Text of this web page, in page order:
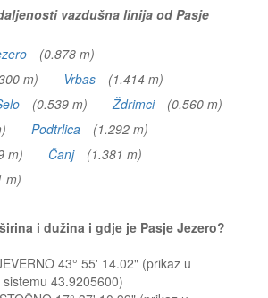
vazdušna linija od Pasje
(0.878 m)
m) Vrbas
(1.414 m)
(0.539 m) Ždrimci
(0.560 m)
Podtrlica
(1.292 m)
m) Čanj
(1.381 m)
m)
i dužina i gdje je Pasje Jezero?
43° 55' 14.02" (prikaz u
43.9205600)